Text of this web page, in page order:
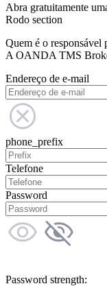
Abra gratuitamente
Rodo section
Quem é o responsável
A OANDA TMS
Endereço de e-mail
phone_prefix
Telefone
Password
Password strength: